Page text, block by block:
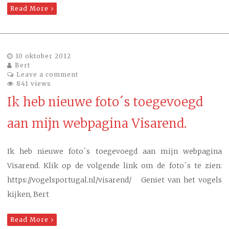
Read More
10 oktober 2012
Bert
Leave a comment
841 views
Ik heb nieuwe foto´s toegevoegd
aan mijn webpagina Visarend.
Ik heb nieuwe foto´s toegevoegd aan mijn webpagina
Visarend. Klik op de volgende link om de foto´s te zien:
https://vogelsportugal.nl/visarend/ Geniet van het vogels
kijken, Bert
Read More